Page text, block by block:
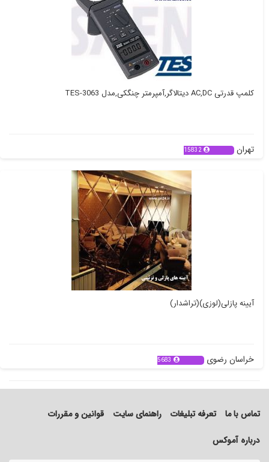
کلمپ قدرتی AC,DC دیتالاگر,آمپرمتر چنگکی,مدل TES-3063
تهران 15832
آیینه پازلی(لوزی)(تراشدار)
خراسان رضوی 5683
تماس با ما تعرفه تبلیغات راهنمای سایت
قوانین و مقررات
درباره آموکس